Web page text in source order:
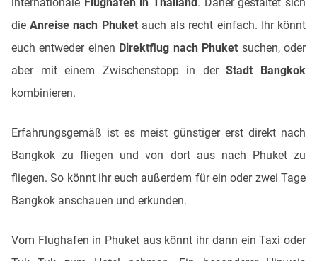
dieAnreise nach Phuketauch als recht einfach. Ihr könnt
euch entweder einen Direktflug nach Phuket suchen, oder
aber mit einem Zwischenstopp in derStadt Bangkok
kombinieren.
Erfahrungsgemäß ist es meist günstiger erst direkt nach
Bangkok zu fliegen und von dort aus nach Phuket zu
fliegen. So könnt ihr euch außerdem für ein oder zwei Tage
Bangkok anschauen und erkunden.
Vom Flughafen in Phuket aus könnt ihr dann ein Taxi oder